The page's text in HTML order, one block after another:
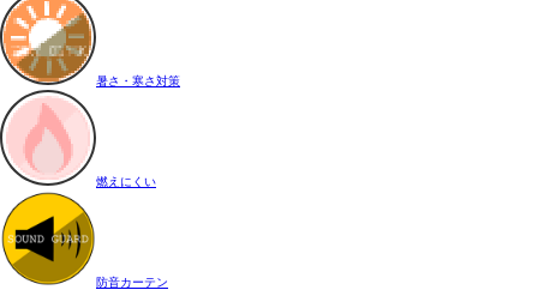
暑さ・寒さ対策
燃えにくい
防音カーテン